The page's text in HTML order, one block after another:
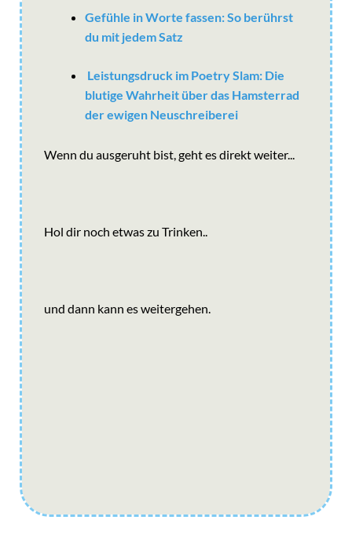
Gefühle in Worte fassen: So berührst
du mit jedem Satz
Leistungsdruck im Poetry Slam: Die
blutige Wahrheit über das Hamsterrad
der ewigen Neuschreiberei
Wenn du ausgeruht bist, geht es direkt weiter...
Hol dir noch etwas zu Trinken..
und dann kann es weitergehen.